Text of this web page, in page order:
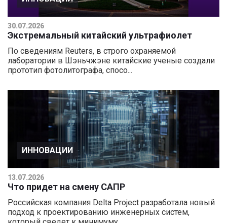
30.07.2026
Экстремальный китайский ультрафиолет
По сведениям Reuters, в строго охраняемой
лаборатории в Шэньчжэне китайские ученые создали
прототип фотолитографа, спосо...
ИННОВАЦИИ
13.07.2026
Что придет на смену САПР
Российская компания Delta Project разработала новый
подход к проектированию инженерных систем,